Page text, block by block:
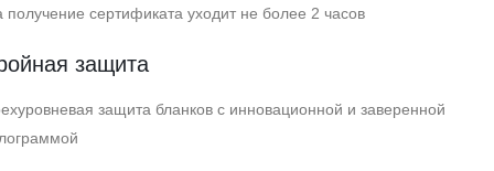
получение сертификата уходит не более 2 часов
защита
защита бланков с инновационной и заверенной